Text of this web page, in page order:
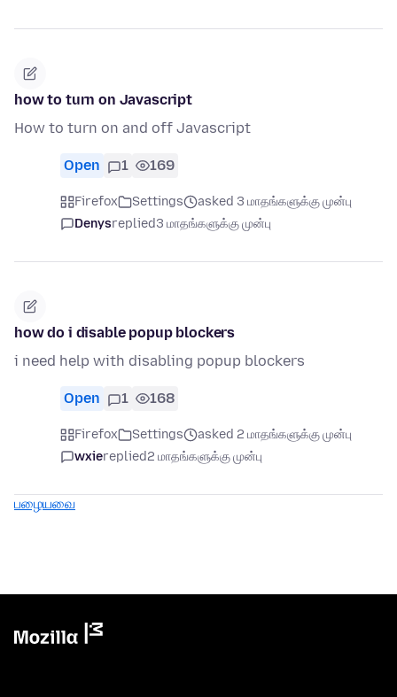
how to turn on Javascript
How to turn on and off Javascript
Open 1 169
Firefox Settings
asked 3 மாதங்களுக்கு முன்பு
Denysreplied3 மாதங்களுக்கு முன்பு
how do i disable popup blockers
i need help with disabling popup blockers
Open 1 168
Firefox Settings
asked 2 மாதங்களுக்கு முன்பு
wxiereplied2 மாதங்களுக்கு முன்பு
பழையவை